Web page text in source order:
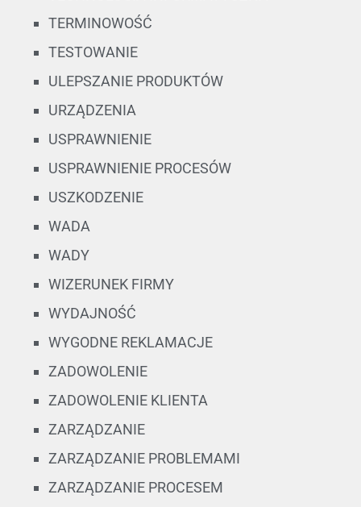
TERMINOWOŚĆ
TESTOWANIE
ULEPSZANIE PRODUKTÓW
URZĄDZENIA
USPRAWNIENIE
USPRAWNIENIE PROCESÓW
USZKODZENIE
WADA
WADY
WIZERUNEK FIRMY
WYDAJNOŚĆ
WYGODNE REKLAMACJE
ZADOWOLENIE
ZADOWOLENIE KLIENTA
ZARZĄDZANIE
ZARZĄDZANIE PROBLEMAMI
ZARZĄDZANIE PROCESEM